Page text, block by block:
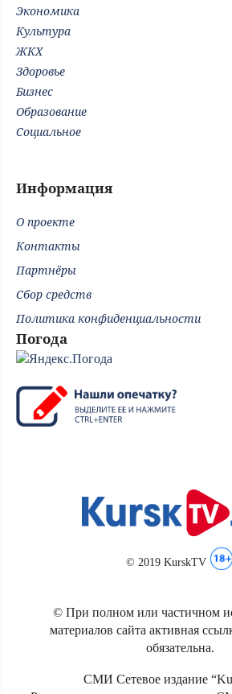
Экономика
Культура
ЖКХ
Здоровье
Бизнес
Образование
Социальное
Информация
О проекте
Контакты
Партнёры
Сбор средств
Политика конфиденциальности
Погода
© 2019 KurskTV
© При полном или частичном
материалов сайта активная
обязательна.
СМИ Сетевое издание